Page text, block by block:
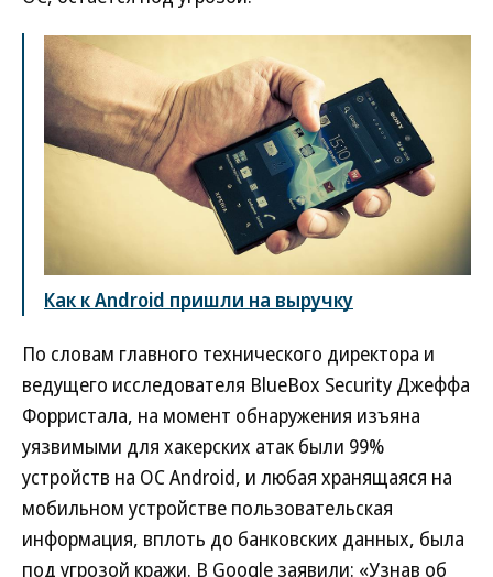
Как к Android пришли на выручку
По словам главного технического директора и
ведущего исследователя BlueBox Security Джеффа
Форристала, на момент обнаружения изъяна
уязвимыми для хакерских атак были 99%
устройств на ОС Android, и любая хранящаяся на
мобильном устройстве пользовательская
информация, вплоть до банковских данных, была
под угрозой кражи. В Google заявили: «Узнав об